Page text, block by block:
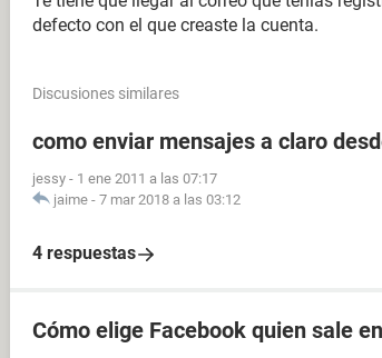
defecto con el que creaste la cuenta.
Discusiones similares
como enviar mensajes a claro
jessy - 1 ene 2011 a las 07:17
jaime - 7 mar 2018 a las 03:12
4 respuestas
Cómo elige Facebook quien sale